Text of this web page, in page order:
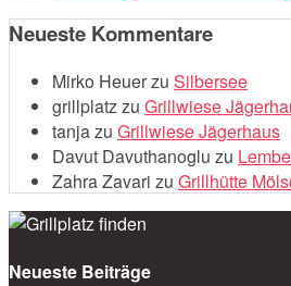
Neueste Kommentare
Mirko Heuerzu Silbersee
grillplatzzu Grillwiese
tanjazu Grillwiese Jägerhaus
Davut Davuthanoglu zu
Zahra Zavari zu Grillhütte
Neueste Beiträge